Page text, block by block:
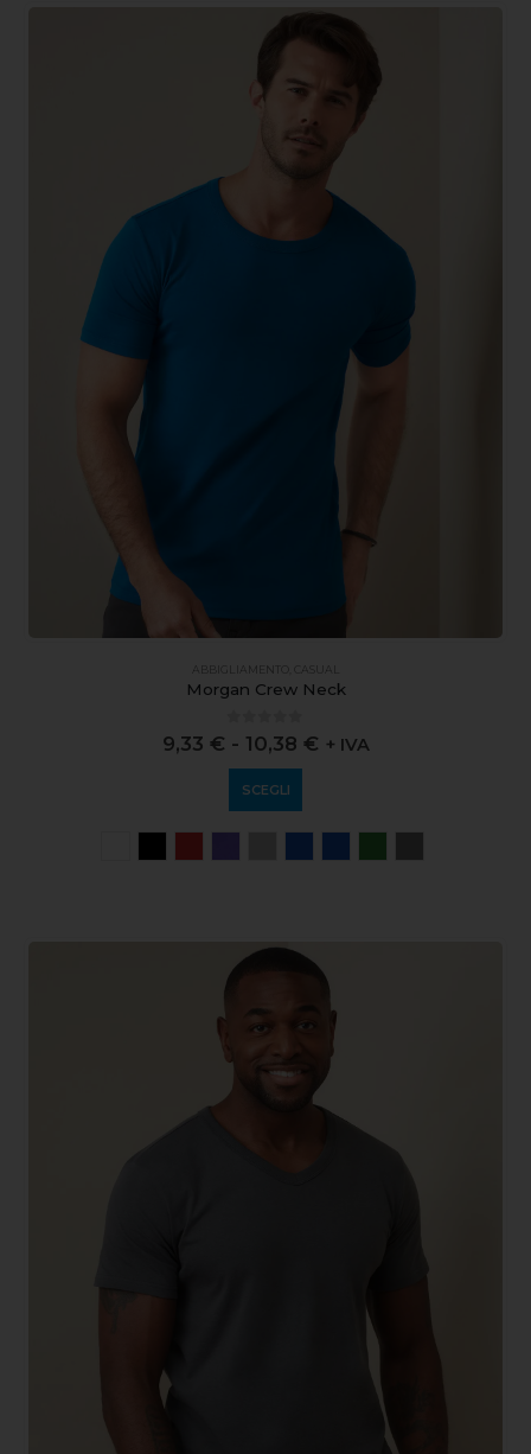
ABBIGLIAMENTO CASUAL
Morgan Crew Neck
out of 5
9,33 € - 10,38 € + IVA
SCEGLI